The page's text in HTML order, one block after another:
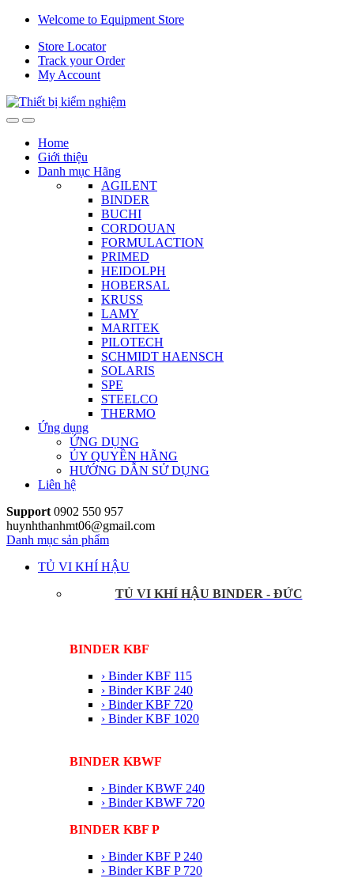
Skip
navigation
Skip
content
Welcome to Equipment Store
Store Locator
Track your Order
My Account
Home
Giới thiệu
Danh mục Hãng
AGILENT
BINDER
BUCHI
CORDOUAN
FORMULACTION
PRIMED
HEIDOLPH
HOBERSAL
KRUSS
LAMY
MARITEK
PILOTECH
SCHMIDT HAENSCH
SOLARIS
SPE
STEELCO
THERMO
Ứng dụng
ỨNG DỤNG
ỦY QUYỀN HÃNG
HƯỚNG DẪN SỬ DỤNG
Liên hệ
Support 0902 550 957
huynhthanhmt06@gmail.com
Danh mục sản phẩm
TỦ VI KHÍ HẬU
TỦ VI KHÍ HẬU BINDER - ĐỨC
BINDER KBF
› Binder KBF 115
› Binder KBF 240
› Binder KBF 720
› Binder KBF 1020
BINDER KBWF
› Binder KBWF 240
› Binder KBWF 720
BINDER KBF P
› Binder KBF P 240
› Binder KBF P 720